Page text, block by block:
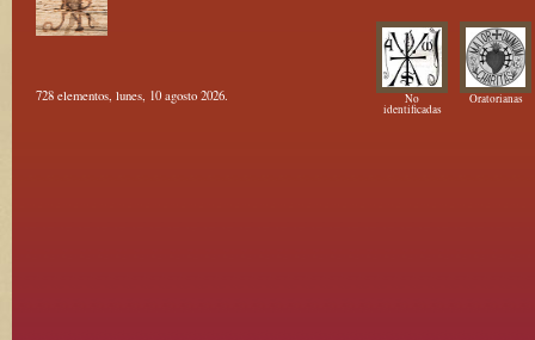
728 elementos, lunes, 10 agosto 2026. No
identificadas
Oratorianas